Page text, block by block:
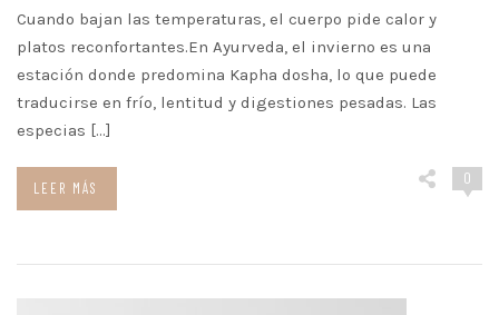
Cuando bajan las temperaturas, el cuerpo pide calor y
platos reconfortantes.En Ayurveda, el invierno es una
estación donde predomina Kapha dosha, lo que puede
traducirse en frío, lentitud y digestiones pesadas. Las
especias […]
0
LEER MÁS